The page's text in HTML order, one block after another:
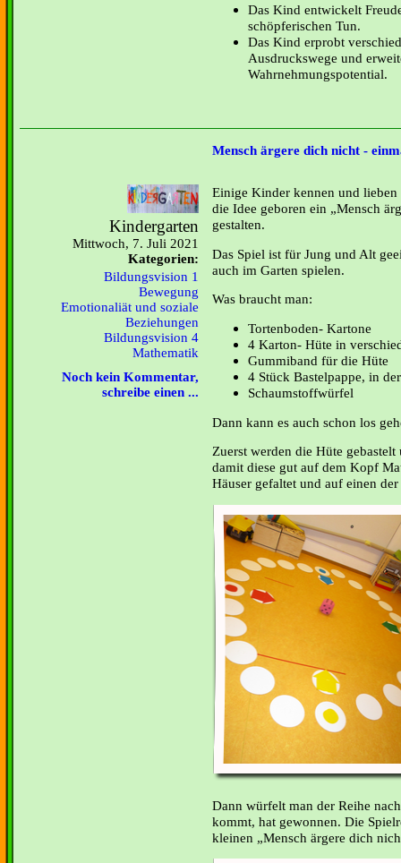
Das Kind entwickelt
schöpferischen Tun.
Das Kind erprobt
Ausdruckswege und
Wahrnehmungspotential.
Mensch ärgere dich nicht -
Kindergarten
Mittwoch, 7. Juli 2021
Kategorien:
Bildungsvision 1
Bewegung
Emotionaliät und soziale
Beziehungen
Bildungsvision 4
Mathematik
Noch kein Kommentar,
schreibe einen ...
Einige Kinder kennen und lieben
die Idee geboren ein „Mensch
gestalten.
Das Spiel ist für Jung und Alt
auch im Garten spielen.
Was braucht man:
Tortenboden- Kartone
4 Karton- Hüte in
Gummiband für die Hüte
4 Stück Bastelpappe, in
Schaumstoffwürfel
Dann kann es auch schon los
Zuerst werden die Hüte
damit diese gut auf dem Kopf
Häuser gefaltet und auf einen
Dann würfelt man der Reihe
kommt, hat gewonnen. Die
kleinen „Mensch ärgere dich